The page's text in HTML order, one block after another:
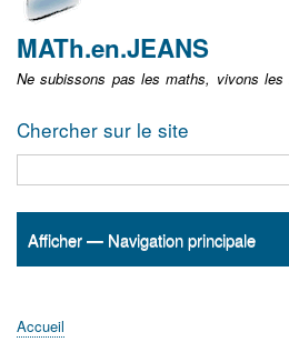
MATh.en.JEANS
Ne subissons pas les maths, vivons les
Chercher sur le site
Navigation
Afficher — Navigation principale
Accueil
ActualitésMATh.en.JEANS ?
Régions et Ateliers
Créer, gérer un atelier
Sujets/Publications
Congrès
Accueil